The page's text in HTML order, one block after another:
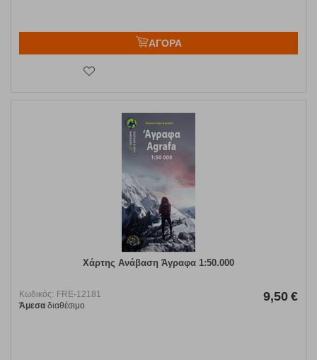
ΑΓΟΡΑ
Χάρτης Ανάβαση Άγραφα 1:50.000
Κωδικός: FRE-12181
Άμεσα διαθέσιμο
9,50 €